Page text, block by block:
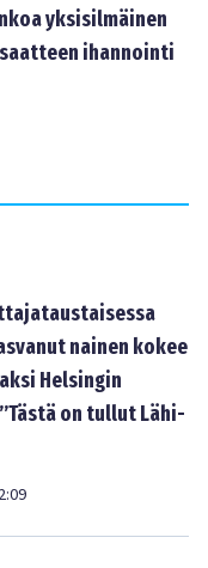
yksisilmäinen
ihannointi
nainen kokee
Helsingin
on tullut Lähi-